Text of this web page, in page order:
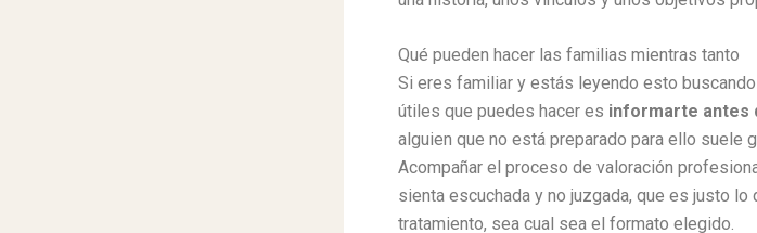
Qué pueden hacer las familias mientras tanto
Si eres familiar y estás leyendo esto
útiles que puedes hacer es informarte antes
alguien que no está preparado para ello suele
Acompañar el proceso de valoración
sienta escuchada y no juzgada, que es justo lo
tratamiento, sea cual sea el formato elegido.